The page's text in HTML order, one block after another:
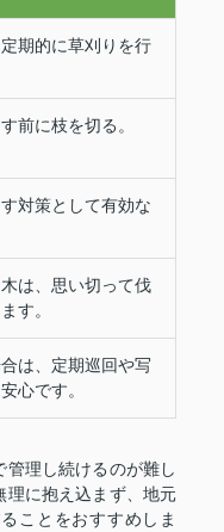
期的に草刈りを行
前に枝を切る。
対策として有効な
は、思い切って伐
す。
は、定期巡回や写
心です。
理し続けるのが難し
理に抱え込まず、地元
ことをおすすめしま